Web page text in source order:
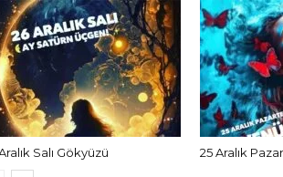
Salı Gökyüzü 25 Aralık